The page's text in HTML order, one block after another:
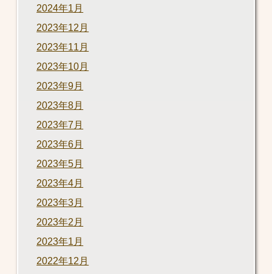
2024年1月
2023年12月
2023年11月
2023年10月
2023年9月
2023年8月
2023年7月
2023年6月
2023年5月
2023年4月
2023年3月
2023年2月
2023年1月
2022年12月